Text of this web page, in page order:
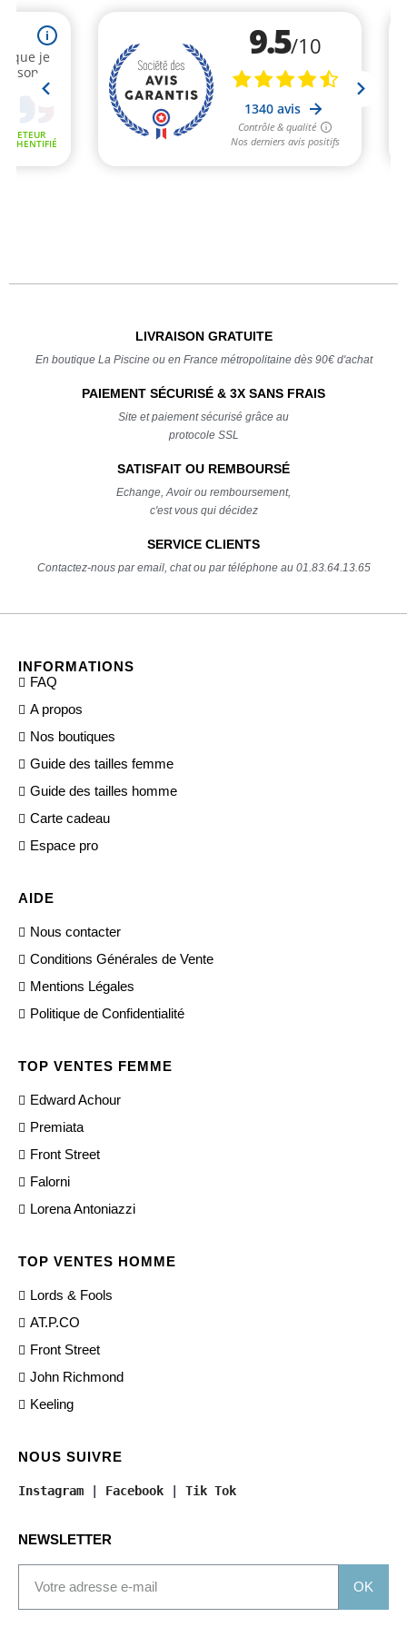
LIVRAISON GRATUITE
En boutique La Piscine ou en France métropolitaine dès 90€ d'achat
PAIEMENT SÉCURISÉ & 3X SANS FRAIS
Site et paiement sécurisé grâce au
protocole SSL
SATISFAIT OU REMBOURSÉ
Echange, Avoir ou remboursement,
c'est vous qui décidez
SERVICE CLIENTS
Contactez-nous par email, chat ou par téléphone au 01.83.64.13.65
INFORMATIONS
FAQ
A propos
Nos boutiques
Guide des tailles femme
Guide des tailles homme
Carte cadeau
Espace pro
AIDE
Nous contacter
Conditions Générales de Vente
Mentions Légales
Politique de Confidentialité
TOP VENTES FEMME
Edward Achour
Premiata
Front Street
Falorni
Lorena Antoniazzi
TOP VENTES HOMME
Lords & Fools
AT.P.CO
Front Street
John Richmond
Keeling
NOUS SUIVRE
Instagram | Facebook | Tik Tok
NEWSLETTER
OK